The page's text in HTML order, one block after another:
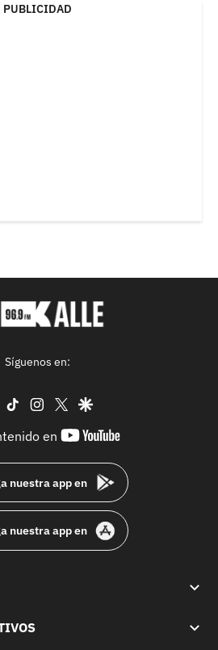
PUBLICIDAD
Síguenos en:
facebook
tiktok instagram
twittergoogle
en
youtube-
nuestra app en
nuestra app en